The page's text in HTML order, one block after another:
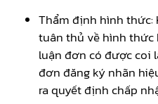
Thẩm định hình thức:
tuân thủ về hình thức
luận đơn có được coi
đơn đăng ký nhãn
ra quyết định chấp